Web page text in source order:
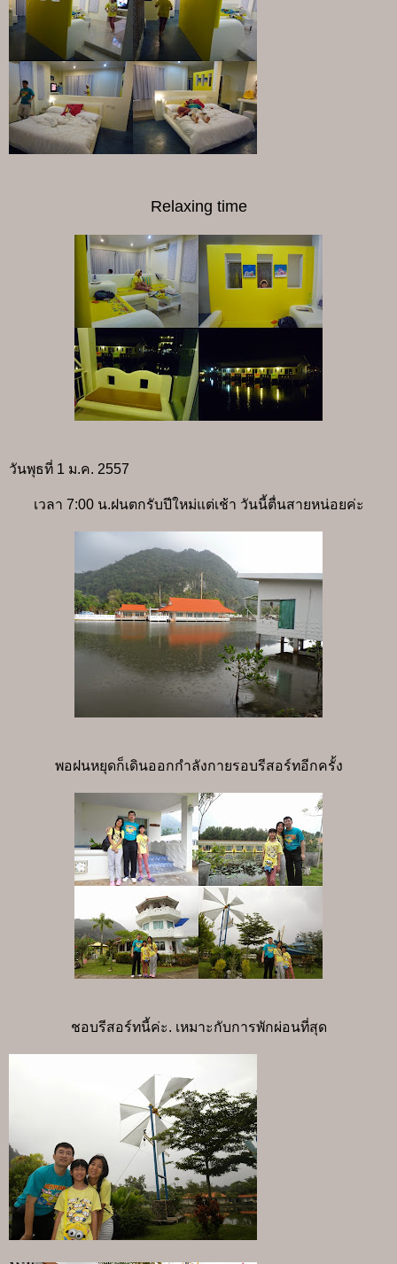
Relaxing time
วันพุธที่ 1 ม.ค. 2557
เวลา 7:00 น.ฝนตกรับปีใหม่แต่เช้า วันนี้ตื่นสายหน่อยค่ะ
พอฝนหยุดก็เดินออกกำลังกายรอบรีสอร์ทอีกครั้ง
ชอบรีสอร์ทนี้ค่ะ. เหมาะกับการพักผ่อนที่สุด